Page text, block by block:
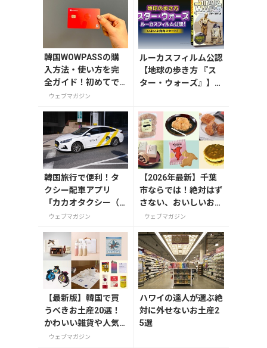
韓国WOWPASSの購
入方法・使い方を完
全ガイド！初めてで
も迷わない
ウェブマガジン
ルーカスフィルム公認
【地球の歩き方 『ス
ター・ウォーズ』】が
の特製リバーシブル帯
付き
韓国旅行で便利！タ
クシー配車アプリ
「カカオタクシー（K
AKAO T）」の登録・
ウェブマガジン
【2026年最新】千葉
市ならでは！絶対はず
さない、おいしいお土
産10選
ウェブマガジン
【最新版】韓国で買
うべきお土産20選！
かわいい雑貨や人気
コスメを紹介
ウェブマガジン
ハワイの達人が選ぶ絶
対に外せないお土産2
5選